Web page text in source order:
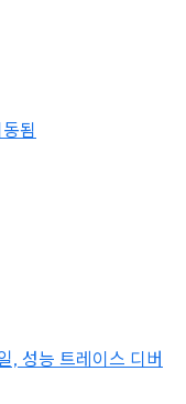
됨
, 성능 트레이스 디버